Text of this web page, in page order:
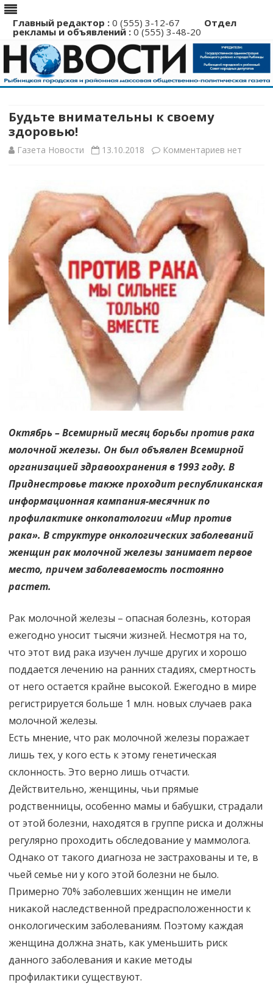
Главный редактор : 0 (555) 3-12-67 Отдел
рекламы и объявлений : 0 (555) 3-48-20
Перейти
Будьте внимательны к своему
здоровью!
Газета Новости 13.10.2018 Комментариев к
Будьте
своему
здоровью!
нет
Октябрь – Всемирный месяц борьбы против рака
молочной железы. Он был объявлен Всемирной
организацией здравоохранения в 1993 году. В
Приднестровье также проходит республиканская
информационная кампания-месячник по
профилактике онкопатологии «Мир против
рака». В структуре онкологических заболеваний
женщин рак молочной железы занимает первое
место, причем заболеваемость постоянно
растет.
Рак молочной железы – опасная болезнь, которая
ежегодно уносит тысячи жизней. Несмотря на то,
что этот вид рака изучен лучше других и хорошо
поддается лечению на ранних стадиях, смертность
от него остается крайне высокой. Ежегодно в мире
регистрируется больше 1 млн. новых случаев рака
молочной железы.
Есть мнение, что рак молочной железы поражает
лишь тех, у кого есть к этому генетическая
склонность. Это верно лишь отчасти.
Действительно, женщины, чьи прямые
родственницы, особенно мамы и бабушки, страдали
от этой болезни, находятся в группе риска и должны
регулярно проходить обследование у маммолога.
Однако от такого диагноза не застрахованы и те, в
чьей семье ни у кого этой болезни не было.
Примерно 70% заболевших женщин не имели
никакой наследственной предрасположенности к
онкологическим заболеваниям. Поэтому каждая
женщина должна знать, как уменьшить риск
данного заболевания и какие методы
профилактики существуют.